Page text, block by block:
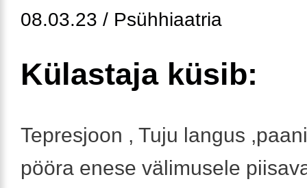
08.03.23 / Psühhiaatria
Külastaja küsib:
Tepresjoon , Tuju langus
pööra enese välimusele